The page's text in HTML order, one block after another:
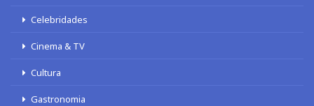
Celebridades
Cinema & TV
Cultura
Gastronomia